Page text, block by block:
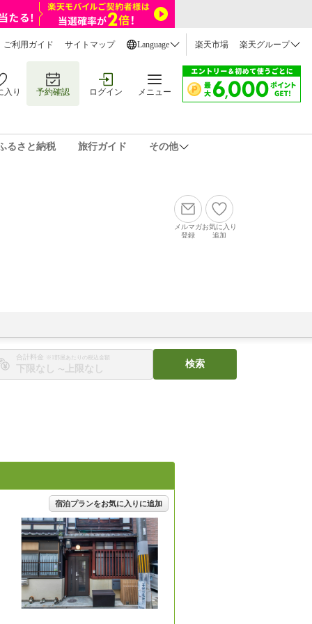
ご利用ガイド サイトマップ Language 楽天市場 楽天グループ
入り 予約確認 ログイン メニュー
るさと納税 旅行ガイド その他
メルマガ
登録
お気に入り
追加
合計料金 ※1部屋あたりの税込金額
〜
検索
宿泊プランをお気に入りに追加